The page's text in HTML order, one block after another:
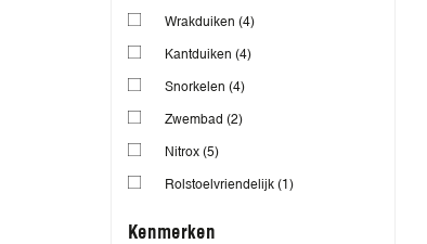
Wrakduiken (4)
Kantduiken (4)
Snorkelen (4)
Zwembad (2)
Nitrox (5)
Rolstoelvriendelijk (1)
Kenmerken